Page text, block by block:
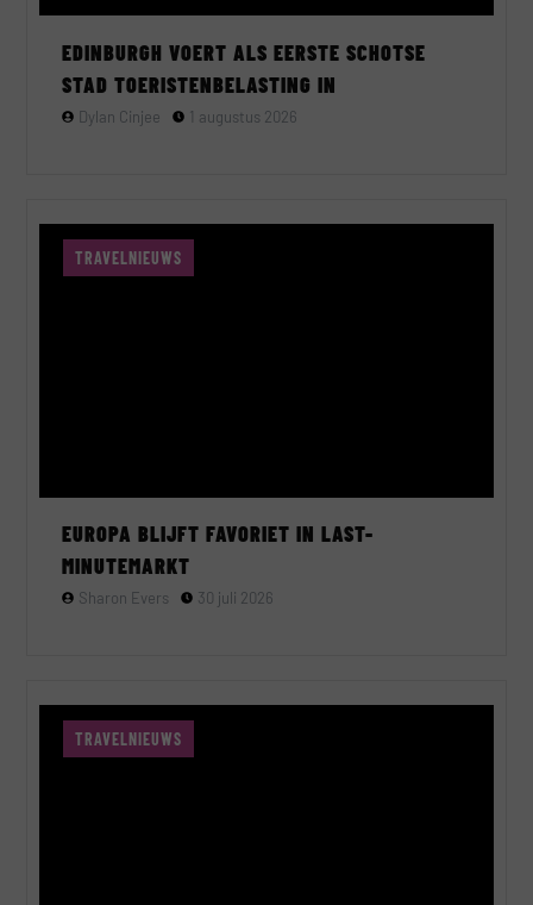
EDINBURGH VOERT ALS EERSTE SCHOTSE
STAD TOERISTENBELASTING IN
Dylan Cinjee 1 augustus 2026
TRAVELNIEUWS
EUROPA BLIJFT FAVORIET IN LAST-
MINUTEMARKT
Sharon Evers 30 juli 2026
TRAVELNIEUWS